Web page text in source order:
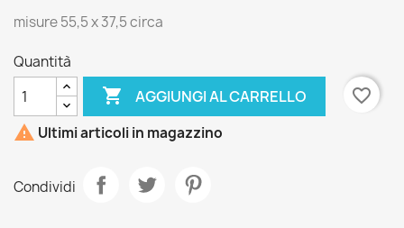
misure 55,5 x 37,5 circa
Quantità
 AGGIUNGI AL CARRELLO
favorite_border
 Ultimi articoli in magazzino
Condividi